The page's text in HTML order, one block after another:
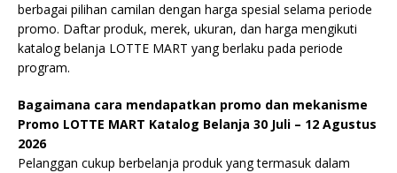
berbagai pilihan camilan dengan harga spesial selama periode
promo. Daftar produk, merek, ukuran, dan harga mengikuti
katalog belanja LOTTE MART yang berlaku pada periode
program.
Bagaimana cara mendapatkan promo dan mekanisme
Promo LOTTE MART Katalog Belanja 30 Juli – 12 Agustus
2026
Pelanggan cukup berbelanja produk yang termasuk dalam